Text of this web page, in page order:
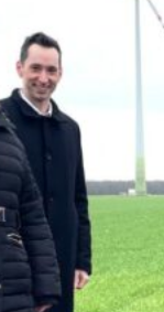
Erfahrung und
rasch und
gelöst.